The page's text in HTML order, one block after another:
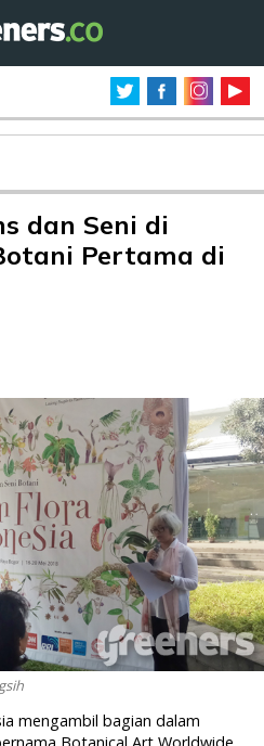
dan Seni di
Pertama di
mengambil bagian dalam